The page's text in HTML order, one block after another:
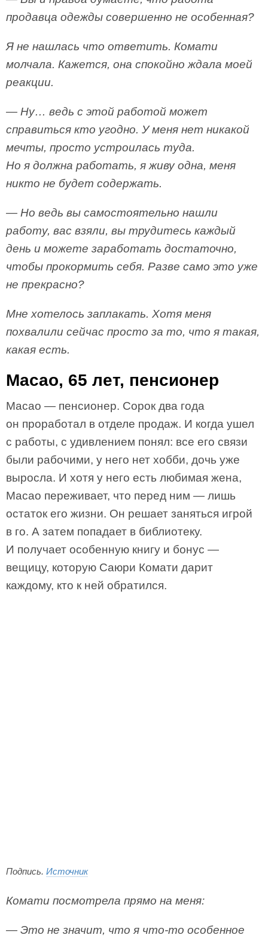
продавца одежды совершенно не особенная?
Я не нашлась что ответить. Комати
молчала. Кажется, она спокойно ждала моей
реакции.
— Ну… ведь с этой работой может
справиться кто угодно. У меня нет никакой
мечты, просто устроилась туда.
Но я должна работать, я живу одна, меня
никто не будет содержать.
— Но ведь вы самостоятельно нашли
работу, вас взяли, вы трудитесь каждый
день и можете заработать достаточно,
чтобы прокормить себя. Разве само это уже
не прекрасно?
Мне хотелось заплакать. Хотя меня
похвалили сейчас просто за то, что я такая,
какая есть.
Масао, 65 лет, пенсионер
Масао — пенсионер. Сорок два года
он проработал в отделе продаж. И когда ушел
с работы, с удивлением понял: все его связи
были рабочими, у него нет хобби, дочь уже
выросла. И хотя у него есть любимая жена,
Масао переживает, что перед ним — лишь
остаток его жизни. Он решает заняться игрой
в го. А затем попадает в библиотеку.
И получает особенную книгу и бонус —
вещицу, которую Саюри Комати дарит
каждому, кто к ней обратился.
Подпись. Источник
Комати посмотрела прямо на меня:
— Это не значит, что я что-то особенное